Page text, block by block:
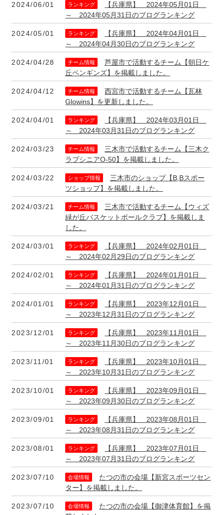
2024/06/01 ランキング
【兵庫県】 2024年05月01日
～ 2024年05月31日のブログランキング
2024/05/01 ランキング
【兵庫県】 2024年04月01日
～ 2024年04月30日のブログランキング
2024/04/28 チーム情報
芦屋市で活動するチーム【朝日ケ
丘ペンギンズ】を掲載しました。
2024/04/12 チーム情報
西宮市で活動するチーム【瓦林
Glowins】を更新しました。
2024/04/01 ランキング
【兵庫県】 2024年03月01日
～ 2024年03月31日のブログランキング
2024/03/23 チーム情報
三木市で活動するチーム【三木ク
ラブシニアO-50】を掲載しました。
2024/03/22 ショップ情報
三木市のショップ【B,Bスポー
ツショップ】を掲載しました。
2024/03/21 チーム情報
三木市で活動するチーム【ウィズ
緑が丘バスケットボールクラブ】を掲載しま
した。
2024/03/01 ランキング
【兵庫県】 2024年02月01日
～ 2024年02月29日のブログランキング
2024/02/01 ランキング
【兵庫県】 2024年01月01日
～ 2024年01月31日のブログランキング
2024/01/01 ランキング
【兵庫県】 2023年12月01日
～ 2023年12月31日のブログランキング
2023/12/01 ランキング
【兵庫県】 2023年11月01日
～ 2023年11月30日のブログランキング
2023/11/01 ランキング
【兵庫県】 2023年10月01日
～ 2023年10月31日のブログランキング
2023/10/01 ランキング
【兵庫県】 2023年09月01日
～ 2023年09月30日のブログランキング
2023/09/01 ランキング
【兵庫県】 2023年08月01日
～ 2023年08月31日のブログランキング
2023/08/01 ランキング
【兵庫県】 2023年07月01日
～ 2023年07月31日のブログランキング
2023/07/10 会場情報
たつの市の会場【新宮スポーツセン
ター】を掲載しました。
2023/07/10 会場情報
たつの市の会場【御津体育館】を掲